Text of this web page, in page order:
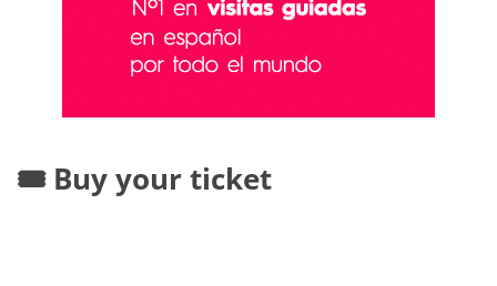
🎟️ Buy your ticket